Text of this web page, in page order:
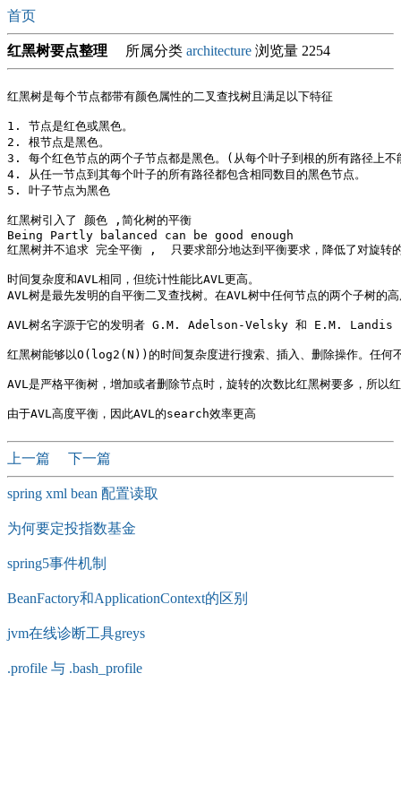
首页
红黑树要点整理 所属分类 architecture 浏览量 2254
红黑树是每个节点都带有颜色属性的二叉查找树且满足以下特征
1. 节点是红色或黑色。
2. 根节点是黑色。
3. 每个红色节点的两个子节点都是黑色。(从每个叶子到根的所有路径上
4. 从任一节点到其每个叶子的所有路径都包含相同数目的黑色节点。
5. 叶子节点为黑色
红黑树引入了 颜色 ,简化树的平衡
Being Partly balanced can be good enough
红黑树并不追求 完全平衡 ,  只要求部分地达到平衡要求，降低了对旋
时间复杂度和AVL相同，但统计性能比AVL更高。
AVL树是最先发明的自平衡二叉查找树。在AVL树中任何节点的两个子树的
AVL树名字源于它的发明者 G.M. Adelson-Velsky 和 E.M. Landis
红黑树能够以O(log2(N))的时间复杂度进行搜索、插入、删除操作。任何
AVL是严格平衡树，增加或者删除节点时，旋转的次数比红黑树要多，所以
上一篇 下一篇
spring xml bean 配置读取
为何要定投指数基金
spring5事件机制
BeanFactory和ApplicationContext的区别
jvm在线诊断工具greys
.profile 与 .bash_profile